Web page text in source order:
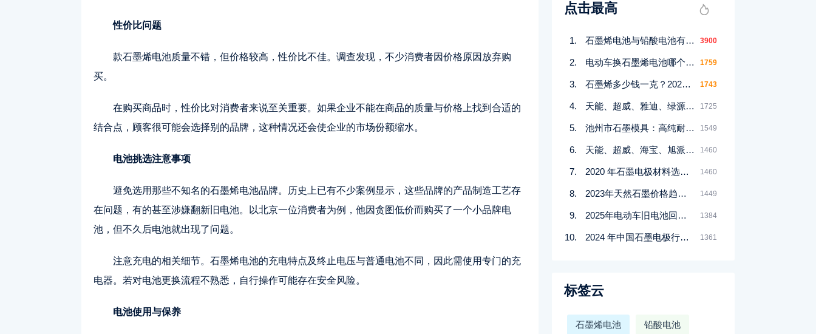
性价比问题
款石墨烯电池质量不错，但价格较高，性价比不佳。调查发现，不少消费者因价格原因放弃购
买。
在购买商品时，性价比对消费者来说至关重要。如果企业不能在商品的质量与价格上找到合适的
结合点，顾客很可能会选择别的品牌，这种情况还会使企业的市场份额缩水。
电池挑选注意事项
避免选用那些不知名的石墨烯电池品牌。历史上已有不少案例显示，这些品牌的产品制造工艺存
在问题，有的甚至涉嫌翻新旧电池。以北京一位消费者为例，他因贪图低价而购买了一个小品牌电
池，但不久后电池就出现了问题。
注意充电的相关细节。石墨烯电池的充电特点及终止电压与普通电池不同，因此需使用专门的充
电器。若对电池更换流程不熟悉，自行操作可能存在安全风险。
电池使用与保养
点击最高
石墨烯电池与铅酸电池有何区别？性能对比全解析 3900
电动车换石墨烯电池哪个品牌好？2023年十大品牌排行榜揭晓 1759
石墨烯多少钱一克？2023年最新价格及市场行情分析 1743
天能、超威、雅迪、绿源石墨烯电池耐用性对比：详细数据分析揭示答案 1725
池州市石墨模具：高纯耐腐蚀烧结石墨模具的优缺点有哪些？ 1549
天能、超威、海宝、旭派石墨烯电池寿命与质量对比：哪个品牌更耐用？ 1460
2020 年石墨电极材料选择标准的全面解析 1460
2023年天然石墨价格趋势及市场分析，了解最新行情 1449
2025年电动车旧电池回收价揭秘：48V/60V/72V各值多少钱？ 1384
2024 年中国石墨电极行业深度研究报告：华经产业研究院重磅发布 1361
标签云
石墨烯电池 铅酸电池